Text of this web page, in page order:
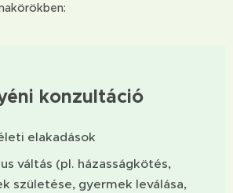
konzultáció
elakadások
váltás (pl. házasságkötés,
születése, gyermek leválása,